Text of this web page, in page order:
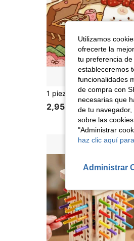
2,95€
Utilizamos
ofrecerte la
tu preferencia
estableceremos
funcionalidades
de compra con
necesarias que
de tu
sobre las
"Administrar
haz clic aquí
Administrar